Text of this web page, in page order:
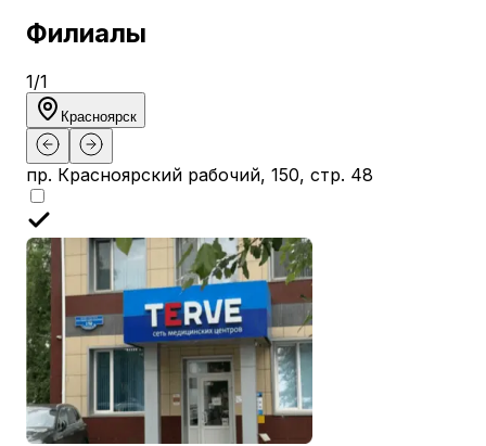
Филиалы
1/1
Красноярск
пр. Красноярский рабочий, 150, стр. 48